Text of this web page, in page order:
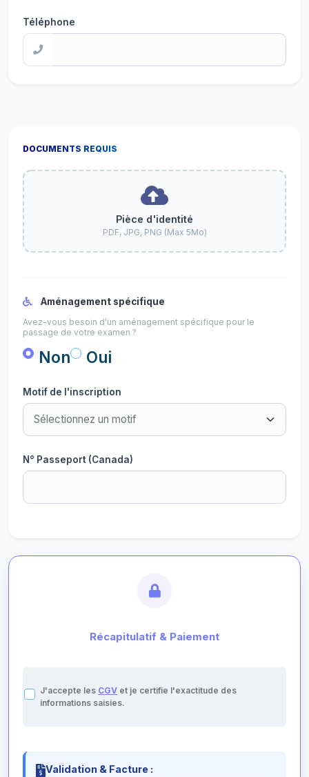
Téléphone
DOCUMENTS REQUIS
Pièce d'identité
PDF, JPG, PNG (Max 5Mo)
Aménagement spécifique
Avez-vous besoin d'un aménagement spécifique pour le
passage de votre examen ?
Non Oui
Motif de l'inscription
N° Passeport (Canada)
Récapitulatif & Paiement
J'accepte les CGV et je certifie l'exactitude des
informations saisies.
Validation & Facture :